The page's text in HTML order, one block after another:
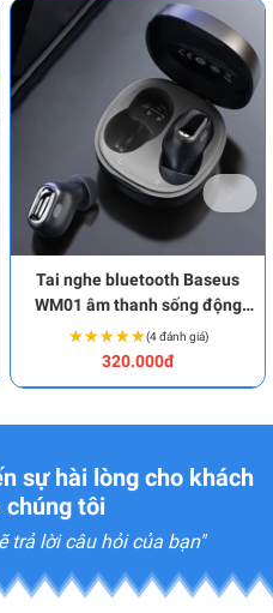
Tai nghe bluetooth Baseus
WM01 âm thanh sống động
BA1462
★★★★★
★★★★★(4 đánh giá)
320.000đ
sự hài lòng cho khách
chúng tôi
trả lời câu hỏi của bạn"